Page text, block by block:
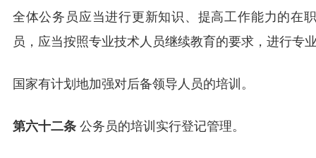
全体公务员应当进行更新知识、提高工作能力的在
员，应当按照专业技术人员继续教育的要求，进行专
国家有计划地加强对后备领导人员的培训。
第六十二条公务员的培训实行登记管理。